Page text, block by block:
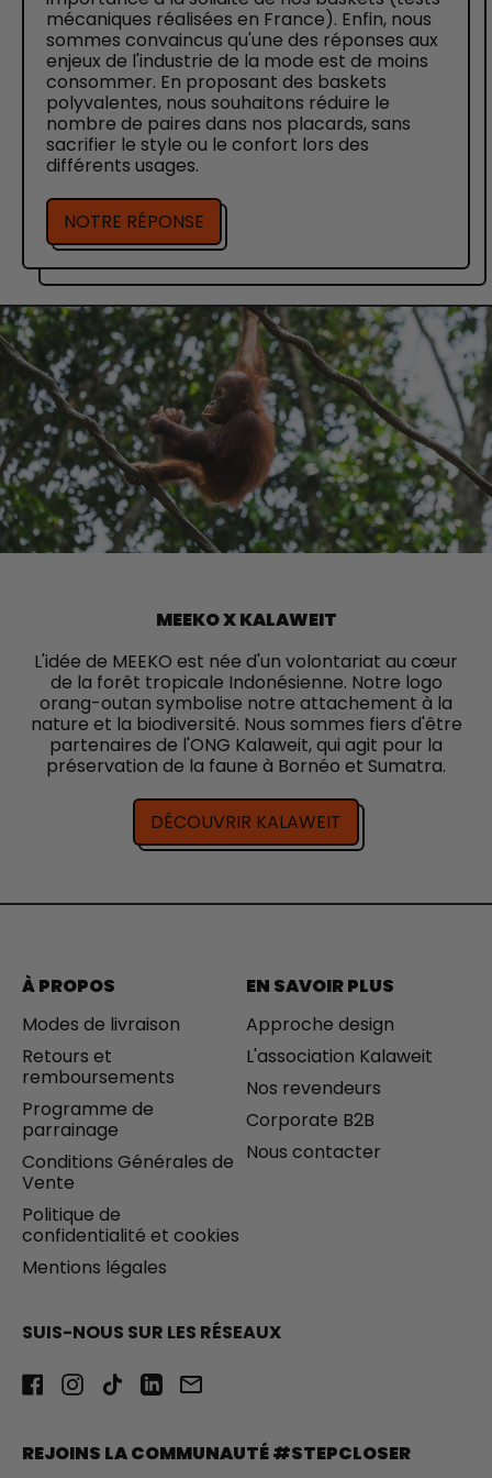
mécaniques réalisées en France). Enfin, nous
sommes convaincus qu'une des réponses aux
enjeux de l'industrie de la mode est de moins
consommer. En proposant des baskets
polyvalentes, nous souhaitons réduire le
nombre de paires dans nos placards, sans
sacrifier le style ou le confort lors des
différents usages.
NOTRE RÉPONSE
MEEKO X KALAWEIT
L'idée de MEEKO est née d'un volontariat au cœur
de la forêt tropicale Indonésienne. Notre logo
orang-outan symbolise notre attachement à la
nature et la biodiversité. Nous sommes fiers d'être
partenaires de l'ONG Kalaweit, qui agit pour la
préservation de la faune à Bornéo et Sumatra.
DÉCOUVRIR KALAWEIT
À PROPOS
Modes de livraison
Retours et
remboursements
Programme de
parrainage
Conditions Générales de
Vente
Politique de
confidentialité et cookies
Mentions légales
EN SAVOIR PLUS
Approche design
L'association Kalaweit
Nos revendeurs
Corporate B2B
Nous contacter
SUIS-NOUS SUR LES RÉSEAUX
Facebook
Instagram
TikTokLinkedInEmail
REJOINS LA COMMUNAUTÉ #STEPCLOSER